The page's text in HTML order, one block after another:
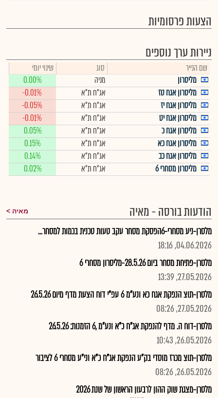
הצעות פרסומיות
ניירות ערך נוספים
שם הנייר סוג
שינוי יומי
מליסרון
מניה
0.00%
מליסרון אגח טז
אג"ח ת"א
-0.01%
מליסרון אגח יז
אג"ח ת"א
-0.05%
מליסרון אגח יט
אג"ח ת"א
-0.01%
מליסרון אגח כ
אג"ח ת"א
0.05%
מליסרון אגח כא
אג"ח ת"א
0.15%
מליסרון אגח כב
אג"ח ת"א
0.14%
מליסרון מסחרי 6
אג"ח ת"א 0.02%
הודעות בורסה - מאיה מאיה
מלסרן-ניע מסחרי-6הפסקת מסחר עקב טעות טכנית בכמות למסחר...
04.06.2026, 18:16
מלסרן-פתיחת מסחר ביום 28.5.26-מליסרון מסחרי 6
27.05.2026, 13:39
מלסרן-תוצ הנפקת אגח כא ונע"מ 6 עפ"י דוח הצעת מדף מיום 26.5.26
27.05.2026, 08:26
מלסרן-דוח ה. מדף להנפקת אג"ח כ"א ונע"מ ,6 הזמנות: 26.5.26
26.05.2026, 10:43
מלסרן-תוצ מכרז מוסדי בק"ע הנפקת אג"ח כ"א וני"ע מסחרי 6 לציבור
26.05.2026, 08:26
מלסרן-מצגת שוק ההון לרבעון הראשון של שנת 2026